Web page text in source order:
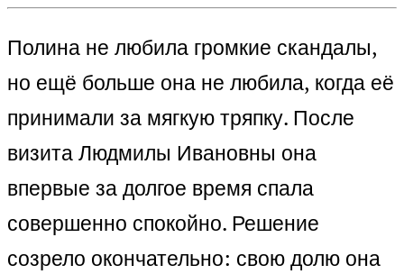
Полина не любила громкие скандалы,
но ещё больше она не любила, когда её
принимали за мягкую тряпку. После
визита Людмилы Ивановны она
впервые за долгое время спала
совершенно спокойно. Решение
созрело окончательно: свою долю она